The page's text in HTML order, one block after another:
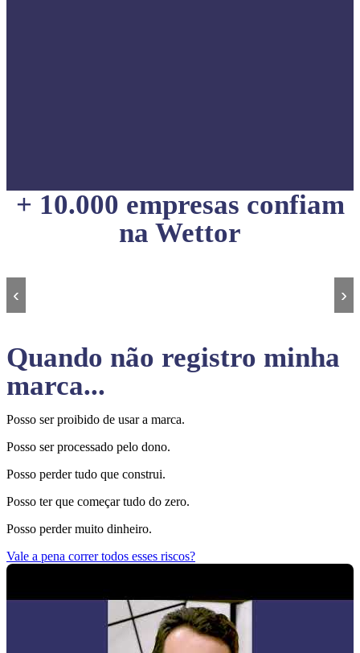
+ 10.000 empresas confiam
na Wettor
‹ ›
Quando não registro minha
marca...
Posso ser proibido de usar a marca.
Posso ser processado pelo dono.
Posso perder tudo que construi.
Posso ter que começar tudo do zero.
Posso perder muito dinheiro.
Vale a pena correr todos esses riscos?